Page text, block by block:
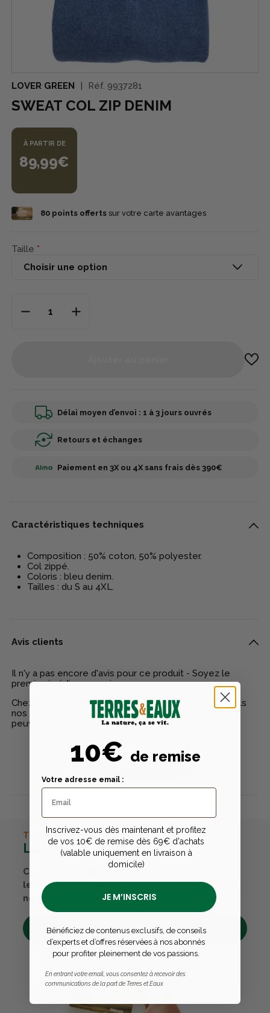
LOVER GREEN Réf. 9937281
SWEAT COL ZIP DENIM
À PARTIR DE
89,99€
80points offertssur votre carte avantages
Taille
Délai moyen d’envoi : 1 à 3 jours ouvrés
Retours et échanges
Paiement en 3X ou 4X sans frais dès 390€
Caractéristiques techniques
Composition : 50% coton, 50% polyester.
Col zippé.
Coloris : bleu denim.
Tailles : du S au 4XL.
Avis clients
Il n'y a pas encore d'avis pour ce produit - Soyez le
premier à rédiger un avis
Chez Terres & Eaux, les avis sont 100% certifiés : seuls
nos clients ayant réellement acheté nos produits
peuvent laisser un avis
TERRES & EAUX
La carte avantages
Cumulez des points passions et convertissez-
les en bons cadeaux. Bénéficiez également de
nombreux autres avantages.
Découvrez tous ses avantages
10€ de remise
Votre adresse email :
Inscrivez-vous dès maintenant et profitez
de vos 10€ de remise dès 69€ d'achats
(valable uniquement en livraison à
domicile)
JE M’INSCRIS
Bénéficiez de contenus exclusifs, de conseils
d’experts et d’offres réservées à nos abonnés
pour profiter pleinement de vos passions.
En entrant votre email, vous consentez à recevoir des
communications de la part de Terres et Eaux